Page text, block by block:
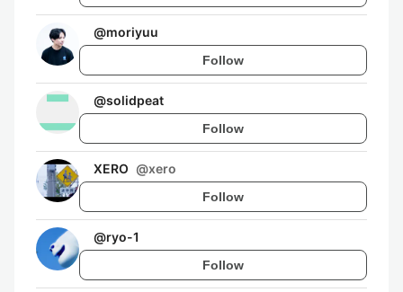
@moriyuu
Follow
@solidpeat
Follow
XERO @xero
Follow
@ryo-1
Follow